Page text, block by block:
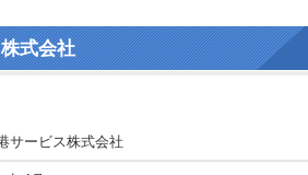
式会社
サービス株式会社